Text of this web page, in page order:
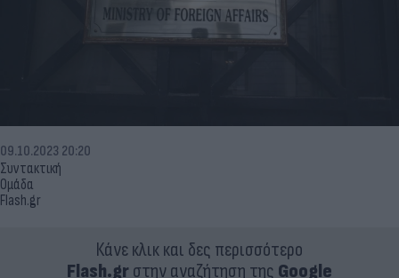
Συντακτική
Ομάδα
Flash.gr
09.10.2023 20:20
Κάνε κλικ και δες περισσότερο
Flash.grστην αναζήτηση της Google